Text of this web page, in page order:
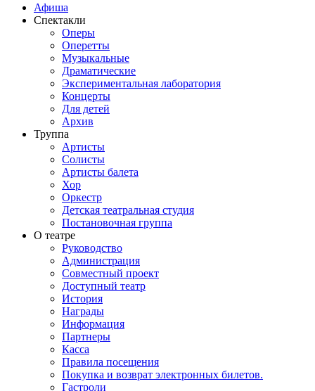
Афиша
Спектакли
Оперы
Оперетты
Музыкальные
Драматические
Экспериментальная лаборатория
Концерты
Для детей
Архив
Труппа
Артисты
Солисты
Артисты балета
Хор
Оркестр
Детская театральная студия
Постановочная группа
О театре
Руководство
Администрация
Совместный проект
Доступный театр
История
Награды
Информация
Партнеры
Касса
Правила посещения
Покупка и возврат электронных билетов.
Гастроли